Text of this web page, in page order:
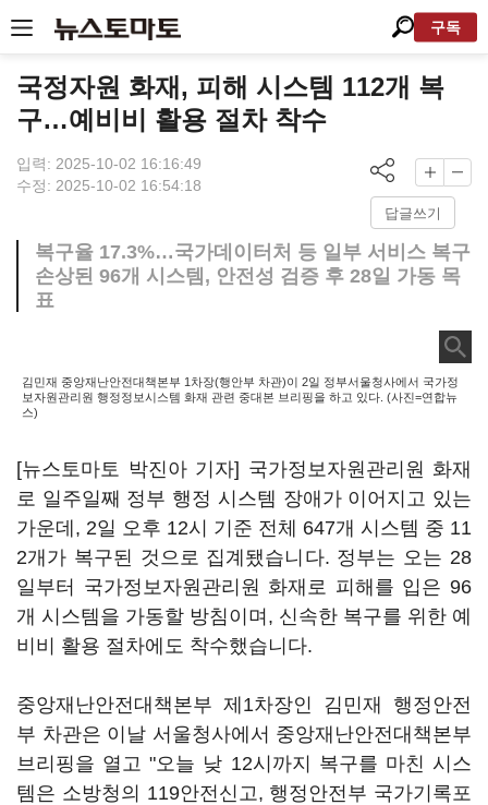
구독
국정자원 화재, 피해 시스템 112개 복
구…예비비 활용 절차 착수
입력: 2025-10-02 16:16:49
수정: 2025-10-02 16:54:18
답글쓰기
복구율 17.3%…국가데이터처 등 일부 서비스 복구
손상된 96개 시스템, 안전성 검증 후 28일 가동 목
표
김민재 중앙재난안전대책본부 1차장(행안부 차관)이 2일 정부서울청사에서 국가정
보자원관리원 행정정보시스템 화재 관련 중대본 브리핑을 하고 있다. (사진=연합뉴
스)
[뉴스토마토 박진아 기자] 국가정보자원관리원 화재
로 일주일째 정부 행정 시스템 장애가 이어지고 있는
가운데, 2일 오후 12시 기준 전체 647개 시스템 중 11
2개가 복구된 것으로 집계됐습니다. 정부는 오는 28
일부터 국가정보자원관리원 화재로 피해를 입은 96
개 시스템을 가동할 방침이며, 신속한 복구를 위한 예
비비 활용 절차에도 착수했습니다.
중앙재난안전대책본부 제1차장인 김민재 행정안전
부 차관은 이날 서울청사에서 중앙재난안전대책본부
브리핑을 열고 "오늘 낮 12시까지 복구를 마친 시스
템은 소방청의 119안전신고, 행정안전부 국가기록포